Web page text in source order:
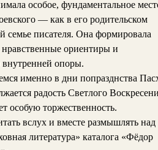
особое, фундаментальное
— как в его родительском
семье писателя. Она формировала
нравственные ориентиры и
внутренней опоры.
именно в дни попразднства
радость Светлого
особую торжественность.
вслух и вместе размышлять над
литература» каталога «Фёдор